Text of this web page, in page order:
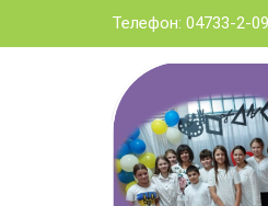
to
Телефон: 04733-2-